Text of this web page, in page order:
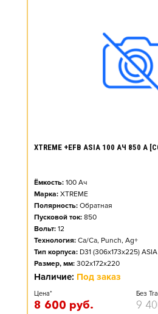
XTREME +EFB ASIA 100 АЧ 850 А
Ёмкость: 100 Ач
Марка: XTREME
Полярность: Обратная
Пусковой ток: 850
Вольт: 12
Технология: Ca/Ca, Punch, Ag+
Тип корпуса: D31 (306x173x225) ASIA
Размер, мм: 302x172x220
Наличие: Под заказ
Цена*
8 600 руб.
Без
9